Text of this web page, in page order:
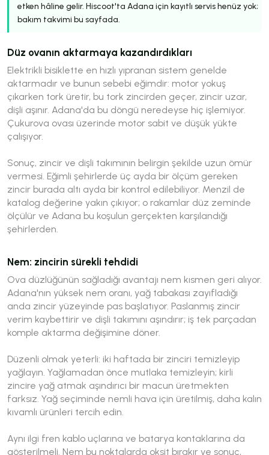
etken hâline gelir. Hiscoot'ta Adana için kayıtlı servis henüz yok;
bakım takvimi bu sayfada.
Düz ovanın aktarmaya kazandırdıkları
Elektrikli bisiklette en hızlı yıpranan sistem genelde
aktarmadır ve bunun sebebi eğimdir: motor yokuş
çıkarken tork üretir, bu tork zincirden geçer, zincir uzar,
dişli aşınır. Adana'da bu döngü neredeyse hiç işlemiyor.
Çukurova ovası üzerinde motor sabit ve düşük yükte
çalışıyor.
Sonuç, zincir ve dişli takımının belirgin şekilde uzun ömür
vermesi. Eğimli şehirlerde üç ayda bir ölçüm gereken
zincir burada altı ayda bir kontrol edilebiliyor. Menzil de
katalog değerine yakın çıkıyor; o rakamlar düz zeminde
ölçülür ve Adana bu koşulun gerçekten karşılandığı
şehirlerden.
Nem: zincirin sürekli tehdidi
Ova düzlüğünün sağladığı avantajı nem kısmen geri alıyor.
Adana'nın yüksek nem oranı, yağ tabakası zayıfladığı
anda zincir yüzeyinde pas başlatıyor. Paslanmış zincir
verim kaybettirir ve dişli takımını aşındırır; iş tek parçadan
komple aktarma değişimine döner.
Düzenli olmak yeterli: iki haftada bir zinciri temizleyip
yağlayın. Yağlamadan önce mutlaka temizleyin; kirli
zincire yağ atmak aşındırıcı bir macun üretmekten
farksız. Yağ seçiminde nemli hava için üretilmiş, daha kalın
kıvamlı ürünleri tercih edin.
Aynı ilgi fren kablo uçlarına ve batarya kontaklarına da
gösterilmeli. Nem bu noktalarda oksit bırakır ve sonuç,